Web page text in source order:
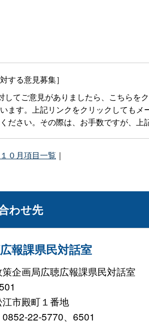
する意見募集］
してご意見がありましたら、こちらを
ます。上記リンクをクリックしても
ださい。その際は、お手数ですが、
０月項目一覧 ｜
わせ先
報課県民対話室
企画局広聴広報課県民対話室
江市殿町１番地
0852-22-5770、6501